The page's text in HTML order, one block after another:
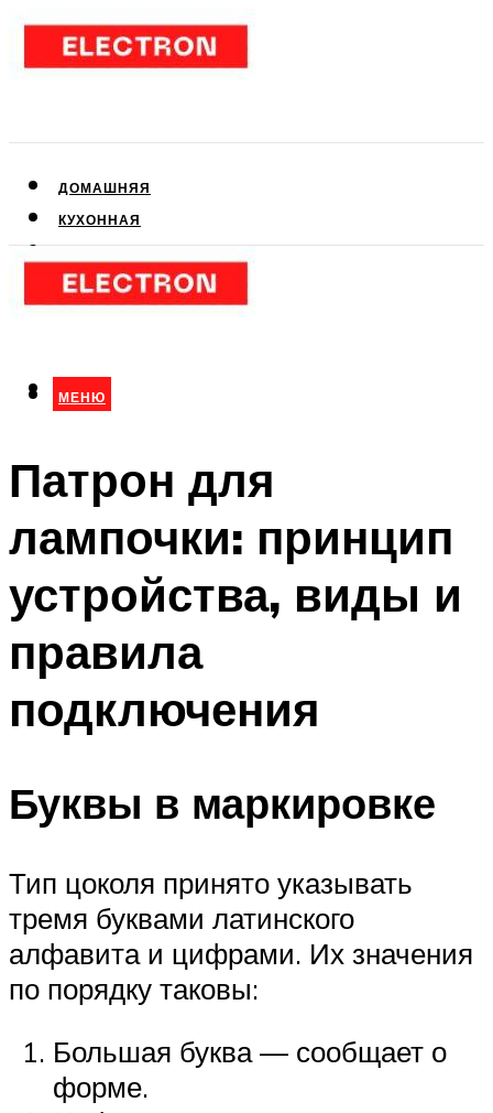
ДОМАШНЯЯ
КУХОННАЯ
КЛИМАТИЧЕСКАЯ
МЕНЮ
МЕНЮ
Патрон для
лампочки: принцип
устройства, виды и
правила
подключения
Буквы в маркировке
Тип цоколя принято указывать
тремя буквами латинского
алфавита и цифрами. Их значения
по порядку таковы:
Большая буква — сообщает о
форме.